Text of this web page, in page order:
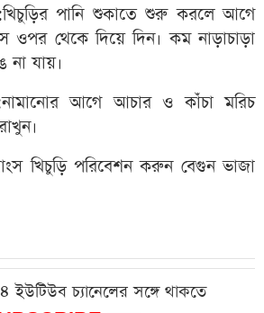
পানি শুকাতে শুরু করলে আগে
ওপর থেকে দিয়ে দিন। কম নাড়াচাড়া
যায়।
আগে আচার ও কাঁচা মরিচ
খিচুড়ি পরিবেশন করুন বেগুন ভাজা
ইউটিউব চ্যানেলের সঙ্গে থাকতে